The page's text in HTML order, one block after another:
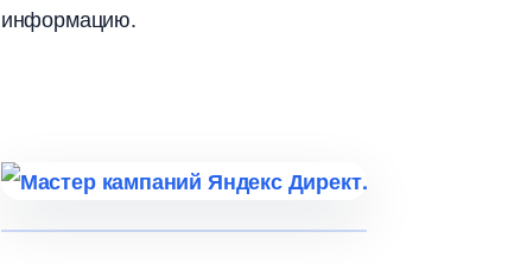
информацию.